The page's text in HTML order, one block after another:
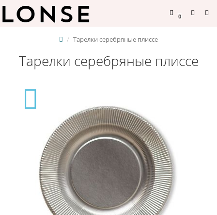
0
Тарелки серебряные плиссе
Тарелки серебряные плиссе